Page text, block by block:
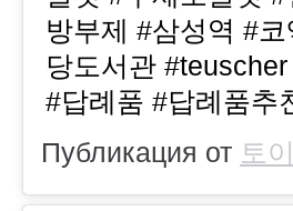
방부제 #삼성역 #
당도서관
#답례품 #답례품추
Публикация от 토